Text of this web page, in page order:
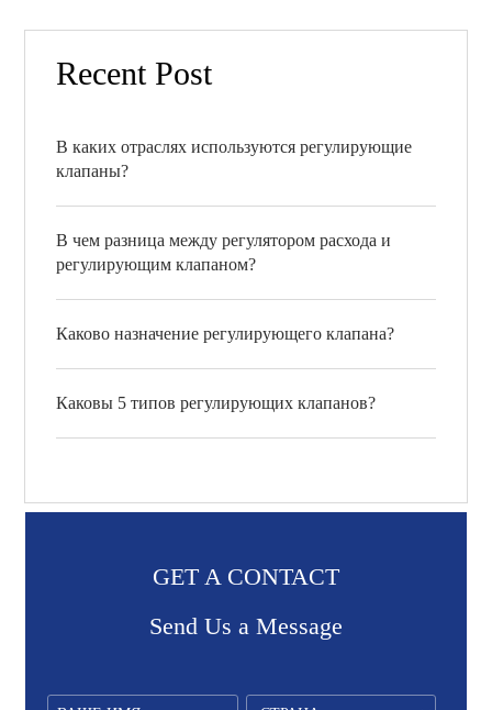
Recent Post
В каких отраслях используются регулирующие
клапаны?
В чем разница между регулятором расхода и
регулирующим клапаном?
Каково назначение регулирующего клапана?
Каковы 5 типов регулирующих клапанов?
GET A CONTACT
Send Us a Message​